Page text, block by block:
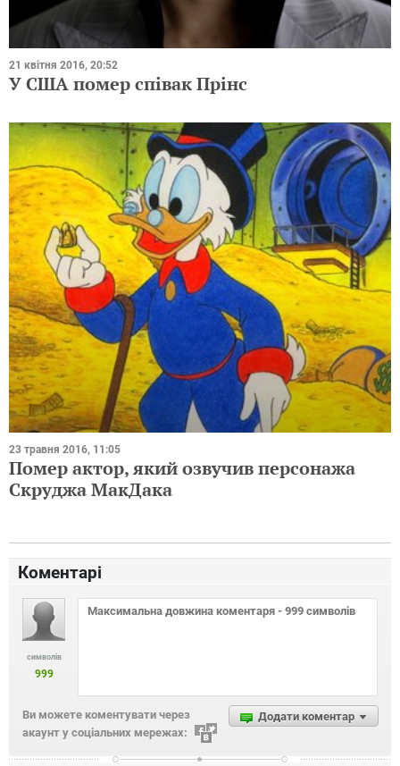
21 квітня 2016, 20:52
У США помер співак Прінс
23 травня 2016, 11:05
Помер актор, який озвучив персонажа
Скруджа МакДака
Коментарі
символів
999
Додати коментар
Ви можете коментувати через
акаунт у соціальних мережах: